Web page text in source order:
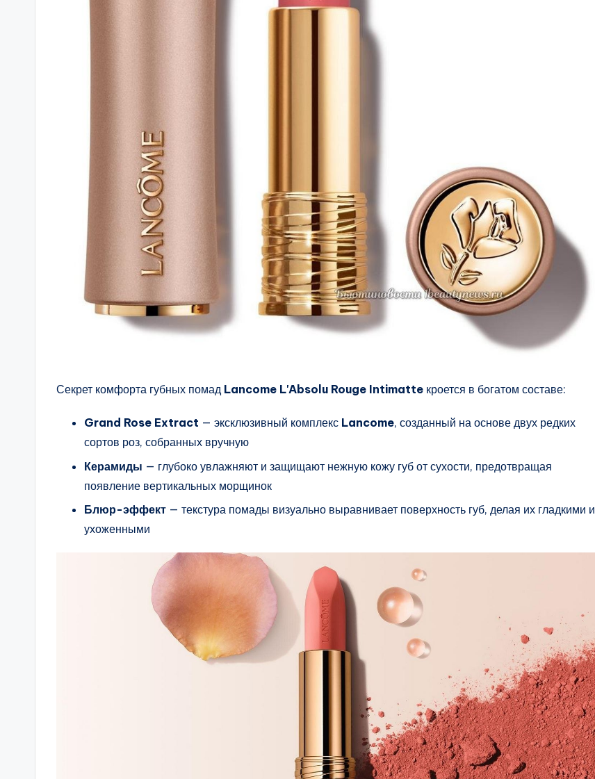
Секрет комфорта губных помад Lancome L'Absolu Rouge Intimatte кроется в богатом составе:
Grand Rose Extract — эксклюзивный комплекс Lancome, созданный на основе двух редких
сортов роз, собранных вручную
Керамиды — глубоко увлажняют и защищают нежную кожу губ от сухости, предотвращая
появление вертикальных морщинок
Блюр-эффект — текстура помады визуально выравнивает поверхность губ, делая их гладкими и
ухоженными